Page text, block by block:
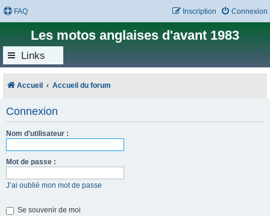
FAQ Connexion
Inscription
Les motos anglaises d'avant 1983
Links
Accueil Accueil du forum
Connexion
Nom d’utilisateur :
Mot de passe :
J’ai oublié mon mot de passe
Se souvenir de moi